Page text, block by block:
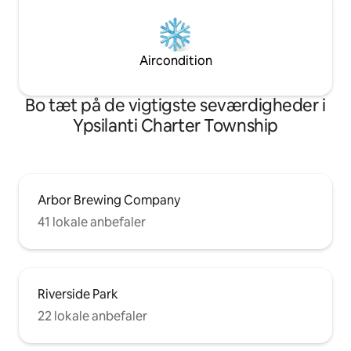
Aircondition
Bo tæt på de vigtigste seværdigheder i
Ypsilanti Charter Township
Arbor Brewing Company
41 lokale anbefaler
Riverside Park
22 lokale anbefaler